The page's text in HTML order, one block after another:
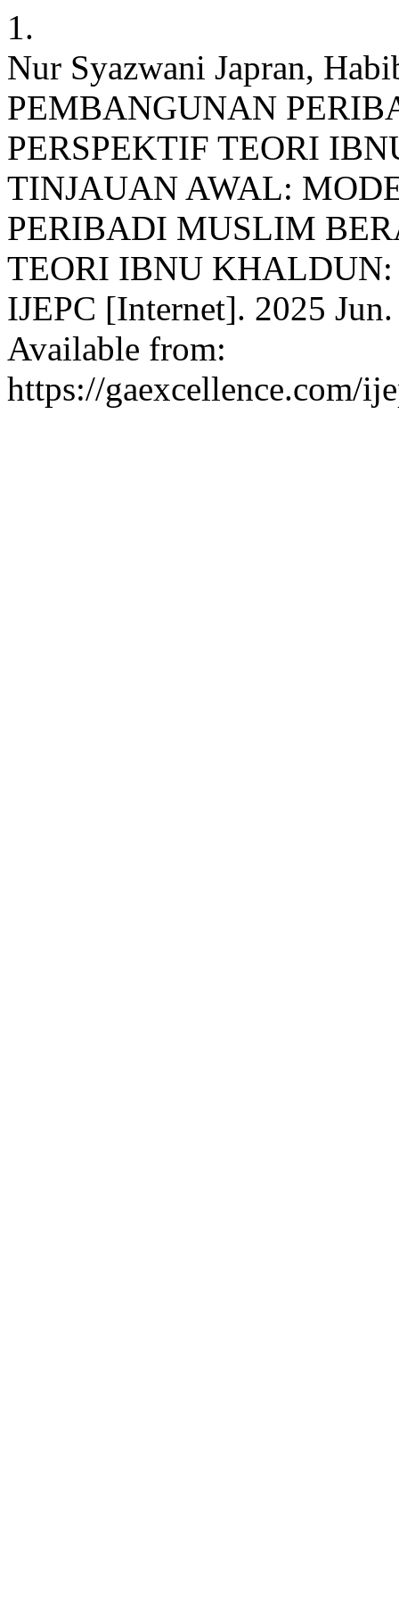
1.
Nur Syazwani Japran,
PEMBANGUNAN
PERSPEKTIF TEORI
TINJAUAN AWAL:
PERIBADI MUSLIM
TEORI IBNU
IJEPC [Internet]. 2025
Available from:
https://gaexcellence.com/